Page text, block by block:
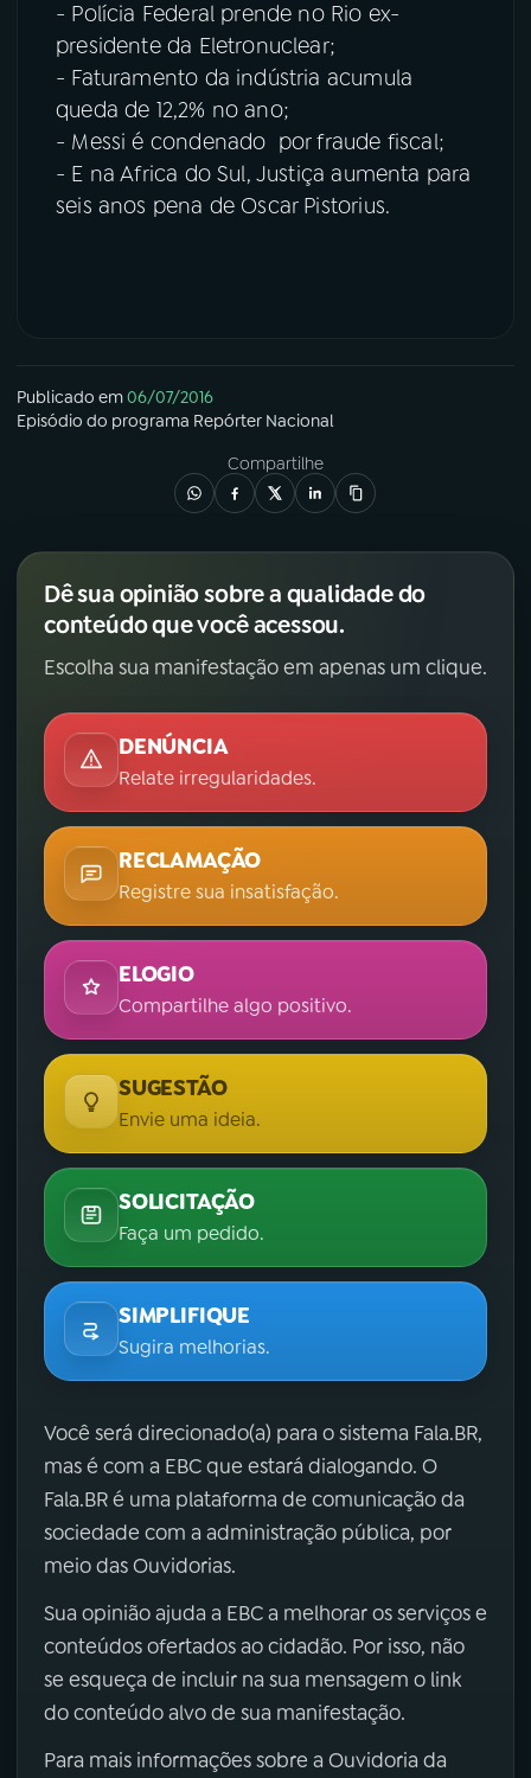
- Polícia Federal prende no Rio ex-
presidente da Eletronuclear;
- Faturamento da indústria acumula
queda de 12,2% no ano;
- Messi é condenado por fraude fiscal;
- E na Africa do Sul, Justiça aumenta para
seis anos pena de Oscar Pistorius.
Publicado em06/07/2016
Episódio do programa Repórter Nacional
Compartilhe
Dê sua opinião sobre a qualidade do
conteúdo que você acessou.
Escolha sua manifestação em apenas um clique.
DENÚNCIA
Relate irregularidades.
RECLAMAÇÃO
Registre sua insatisfação.
ELOGIO
Compartilhe algo positivo.
SUGESTÃO
Envie uma ideia.
SOLICITAÇÃO
Faça um pedido.
SIMPLIFIQUE
Sugira melhorias.
Você será direcionado(a) para o sistema Fala.BR,
mas é com a EBC que estará dialogando. O
Fala.BR é uma plataforma de comunicação da
sociedade com a administração pública, por
meio das Ouvidorias.
Sua opinião ajuda a EBC a melhorar os serviços e
conteúdos ofertados ao cidadão. Por isso, não
se esqueça de incluir na sua mensagem o link
do conteúdo alvo de sua manifestação.
Para mais informações sobre a Ouvidoria da